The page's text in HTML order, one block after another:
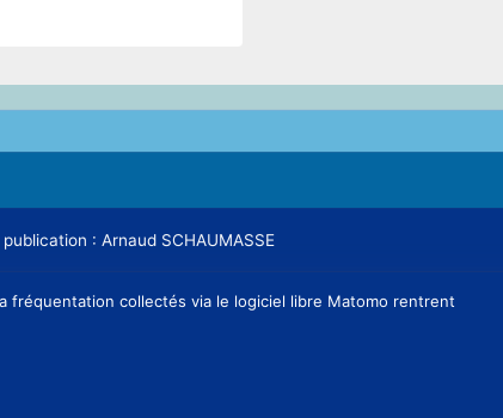
: Arnaud SCHAUMASSE
fréquentation collectés via le logiciel libre Matomo rentrent